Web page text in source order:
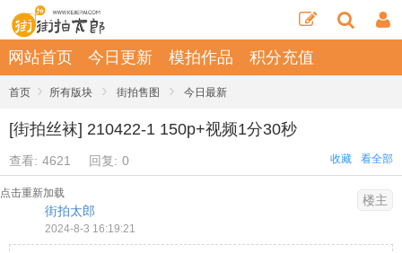
网站首页 今日更新 模拍作品 积分充值
首页 › 所有版块 › 街拍售图 › 今日最新
[街拍丝袜] 210422-1 150p+视频1分30秒
查看: 4621 回复: 0 看全部
收藏
点击重新加载
街拍太郎
2024-8-3 16:19:21
楼主